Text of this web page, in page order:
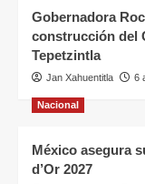
Gobernadora
construcción del
Tepetzintla
Jan Xahuentitla 6
Nacional
México asegura
d’Or 2027